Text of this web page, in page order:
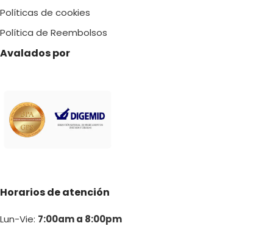
Políticas de cookies
Política de Reembolsos
Avalados por
Horarios de atención
Lun-Vie: 7:00am a 8:00pm